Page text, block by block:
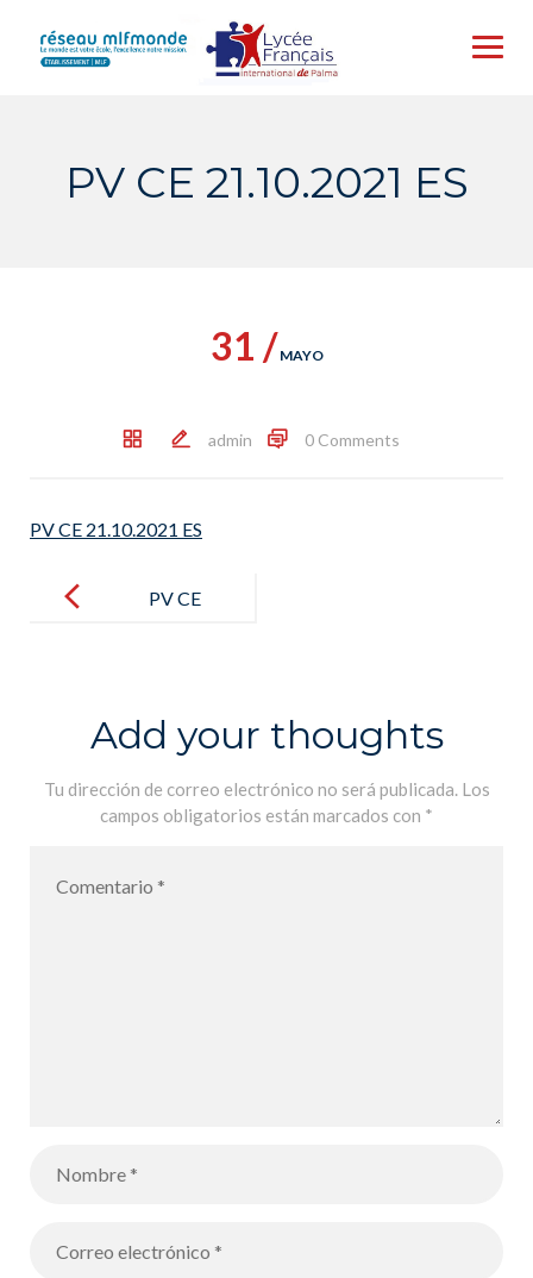
content
PV CE 21.10.2021 ES
31 / MAYO
admin 0 Comments
PV CE 21.10.2021 ES
navigation
PV CE
Add your thoughts
Tu dirección de correo electrónico no será publicada. Los
campos obligatorios están marcados con *